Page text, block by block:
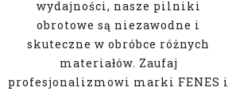
wydajności, nasze pilniki
obrotowe są niezawodne i
skuteczne w obróbce różnych
materiałów. Zaufaj
profesjonalizmowi marki FENES i